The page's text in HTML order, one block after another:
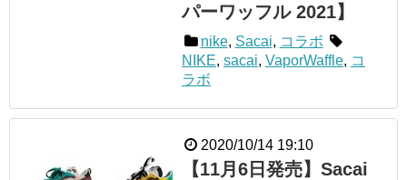
パーワッフル 2021】
nike, Sacai, コラボ
NIKE, sacai, VaporWaffle, コ
ラボ
2020/10/14 19:10
【11月6日発売】Sacai